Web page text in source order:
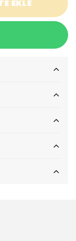
EKLE